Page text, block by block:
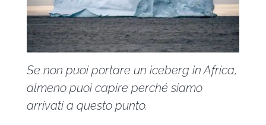
Se non puoi portare un iceberg in Africa,
almeno puoi capire perché siamo
arrivati a questo punto.